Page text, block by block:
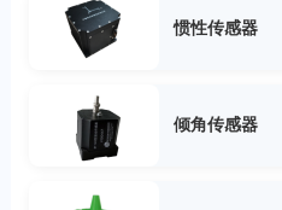
惯性传感器
倾角传感器